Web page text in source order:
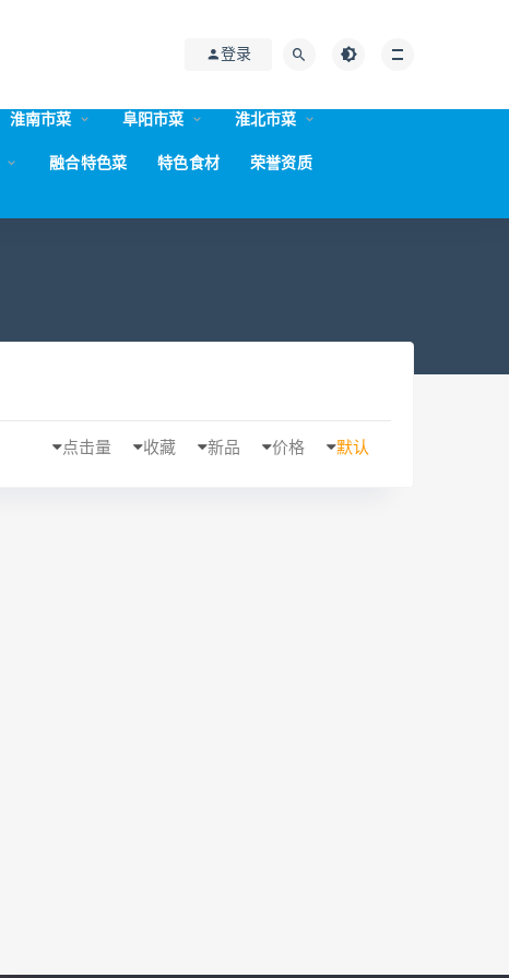
登录
淮南市菜 阜阳市菜 淮北市菜
融合特色菜 特色食材 荣誉资质
默认
价格
新品
收藏
点击量